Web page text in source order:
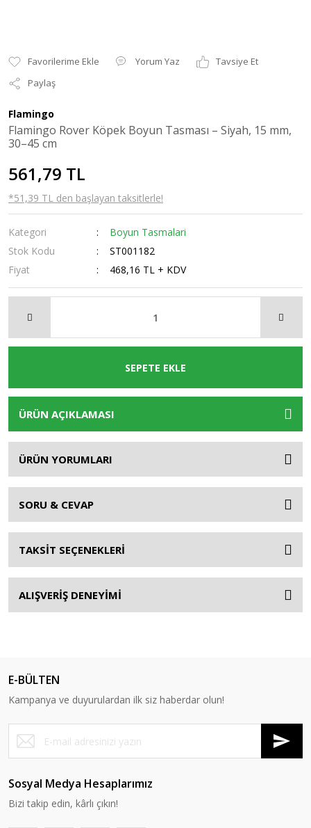
Yorum Yaz
Tavsiye Et
Paylaş
Flamingo
Flamingo Rover Köpek Boyun Tasması – Siyah, 15 mm,
30–45 cm
561,79 TL
*51,39 TL den başlayan taksitlerle!
Kategori
Boyun Tasmalari
Stok Kodu
ST001182
Fiyat
468,16 TL + KDV
SEPETE EKLE
ÜRÜN AÇIKLAMASI
ÜRÜN YORUMLARI
SORU & CEVAP
TAKSİT SEÇENEKLERİ
ALIŞVERİŞ DENEYİMİ
E-BÜLTEN
Kampanya ve duyurulardan ilk siz haberdar olun!
Sosyal Medya Hesaplarımız
Bizi takip edin, kârlı çıkın!